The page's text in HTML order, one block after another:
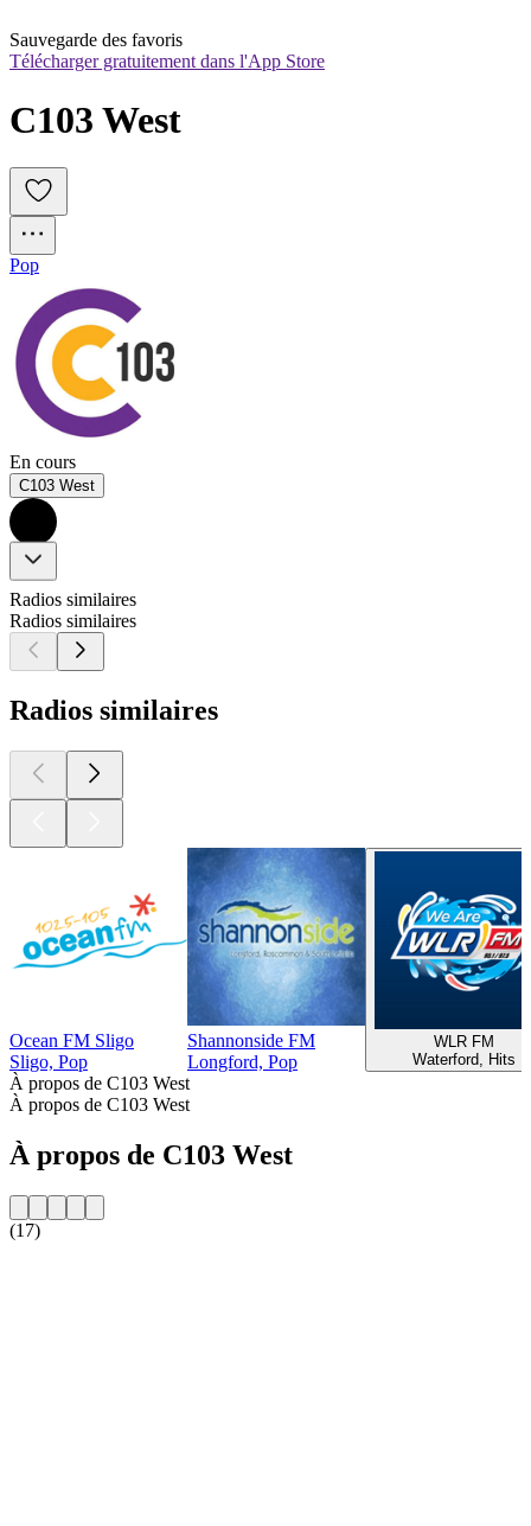
Sauvegarde des favoris
Télécharger gratuitement dans l'App Store
C103 West
Pop
En cours
C103 West
Radios similaires
Radios similaires
Radios similaires
Ocean FM Sligo
Sligo, Pop
Shannonside FM
Longford, Pop
WLR FM
Waterford, Hits
À propos de C103 West
À propos de C103 West
À propos de C103 West
(17)